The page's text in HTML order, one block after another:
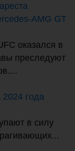
AMG GT
оказался в
преследуют
2024 года
в силу